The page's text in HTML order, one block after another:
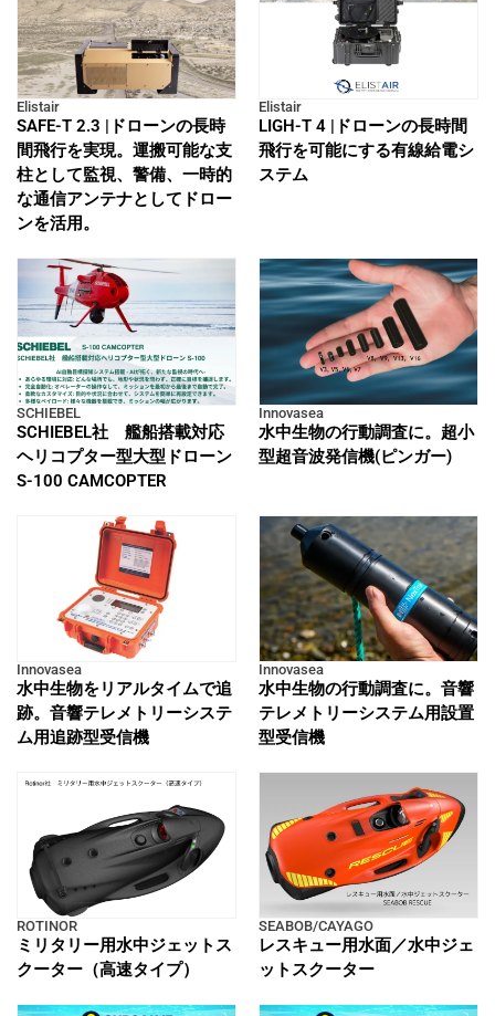
Elistair
SAFE-T 2.3 |ドローンの長時
間飛行を実現。運搬可能な支
柱として監視、警備、一時的
な通信アンテナとしてドロー
ンを活用。
Elistair
LIGH-T 4 |ドローンの長時間
飛行を可能にする有線給電シ
ステム
SCHIEBEL
SCHIEBEL社 艦船搭載対応
ヘリコプター型大型ドローン
S-100 CAMCOPTER
Innovasea
水中生物の行動調査に。超小
型超音波発信機(ピンガー)
Innovasea
水中生物をリアルタイムで追
跡。音響テレメトリーシステ
ム用追跡型受信機
Innovasea
水中生物の行動調査に。音響
テレメトリーシステム用設置
型受信機
ROTINOR
ミリタリー用水中ジェットス
クーター（高速タイプ）
SEABOB/CAYAGO
レスキュー用水面／水中ジェ
ットスクーター